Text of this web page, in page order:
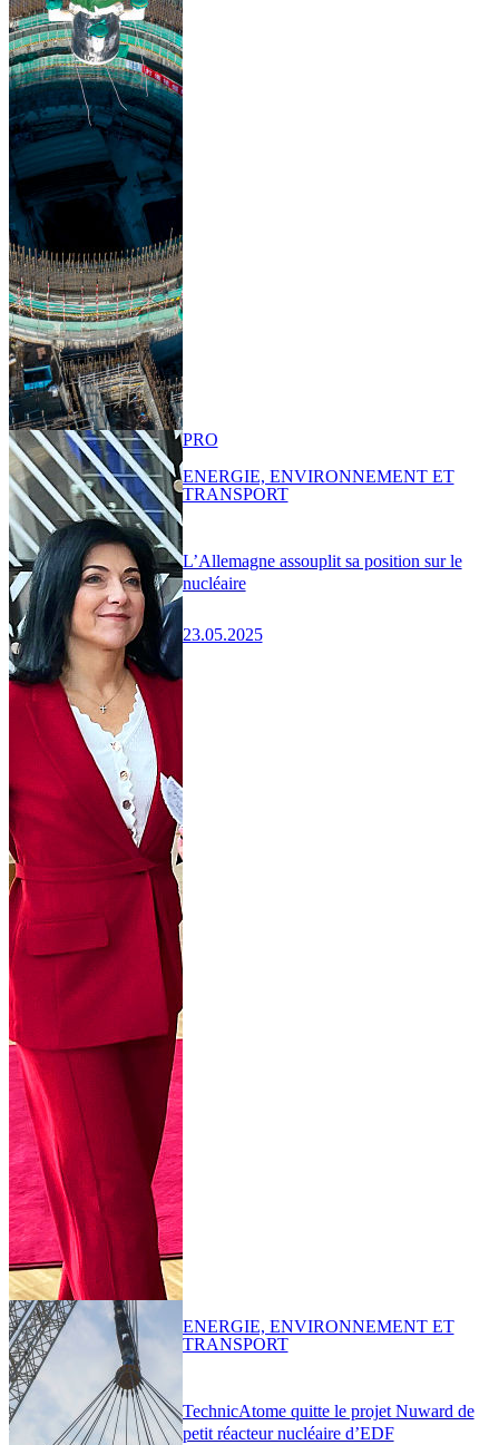
L’Allemagne assouplit sa position sur le
nucléaire
23.05.2025
PRO
ENERGIE, ENVIRONNEMENT ET
TRANSPORT
TechnicAtome quitte le projet Nuward de
petit réacteur nucléaire d’EDF
ENERGIE, ENVIRONNEMENT ET
TRANSPORT